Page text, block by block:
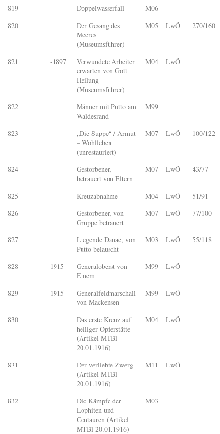
819 Doppelwasserfall
M06
820
Der Gesang des
Meeres
(Museumsführer)
M05 LwÖ 270/160
821 -1897
Verwundete Arbeiter
erwarten von Gott
Heilung
(Museumsführer)
M04 LwÖ
822
Männer mit Putto am
Waldesrand
M99
823
„Die Suppe“ / Armut
– Wohlleben
(unrestauriert)
M07 LwÖ 100/122
824
Gestorbener,
betrauert von Eltern
M07 LwÖ 43/77
825 Kreuzabnahme M04 LwÖ
51/91
826
Gestorbener, von
Gruppe betrauert
M07 LwÖ 77/100
827
Liegende Danae, von
Putto belauscht
M03 LwÖ 55/118
828 1915
Generaloberst von
Einem
M99 LwÖ
829 1915
Generalfeldmarschall
von Mackensen
M99 LwÖ
830
Das erste Kreuz auf
heiliger Opferstätte
(Artikel MTBl
20.01.1916)
M04 LwÖ
831
Der verliebte Zwerg
(Artikel MTBl
20.01.1916)
M11 LwÖ
832
Die Kämpfe der
Lophiten und
Centauren (Artikel
MTBl 20.01.1916)
M03